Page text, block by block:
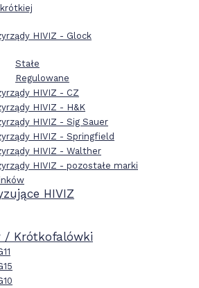
HIVIZ - Glock
Stałe
Regulowane
HIVIZ - CZ
HIVIZ - H&K
HIVIZ - Sig Sauer
HIVIZ - Springfield
HIVIZ - Walther
HIVIZ - pozostałe marki
HIVIZ
/ Krótkofalówki